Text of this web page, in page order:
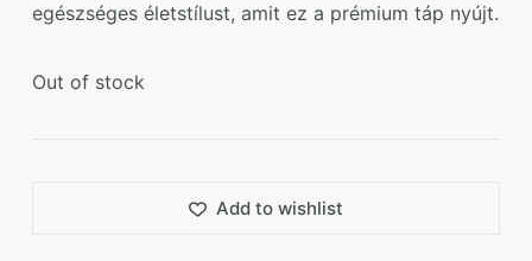
egészséges életstílust, amit ez a prémium táp nyújt.
Out of stock
Add to wishlist